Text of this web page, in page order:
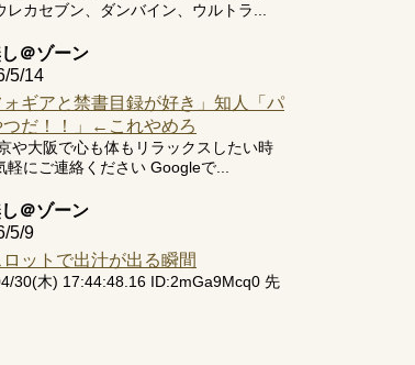
レカセブン、ダンバイン、ウルトラ...
＠ゾーン
5/14
ギアと禁書目録が好き」知人「パ
つだ！！」←これやめろ
や大阪で心も体もリラックスしたい時
軽にご連絡ください Googleで...
＠ゾーン
5/9
ットで出汁が出る瞬間
30(木) 17:44:48.16 ID:2mGa9Mcq0 先